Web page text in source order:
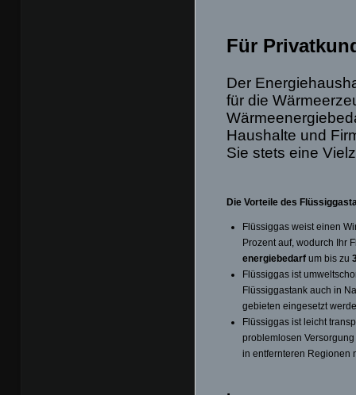
Für
Der
für die
Haushalte und
Sie stets eine
Die Vorteile des
Flüssiggas weist einen
Prozent auf, wodurch Ihr
energiebedarf um bis zu
Flüssiggas ist
Flüssiggastank auch in
gebieten eingesetzt
Flüssiggas ist leicht
problemlosen
in entfernteren Regionen